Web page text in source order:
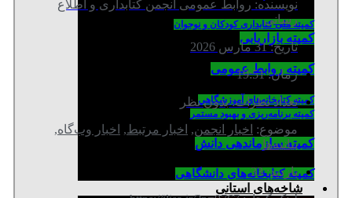
کمیته ملی کتابداری کودکان و نوجوان
کمیته بازاریابی
کمیته روابط عمومی
كميته كتابخانه‌هاي آموزشگاهي
کمیته برنامه‌ریزی و بهبود مستمر
کمیته سازماندهی دانش
کمیته کتابخانه‌های دانشگاهی
شاخه‌های استانی
نویسنده: روابط عمومی انجمن کتابداری و اطلاع
رسانی
تاریخ:31 مارس 2026
زمان:19:51
تعداد نظرات:بدون نظر
موضوع: اخبار انجمن, اخبار مرتبط, اخبار وب‌گاه,
بیانیه‌ها
بازدید: 33